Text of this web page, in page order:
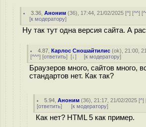
3.36 ,Аноним (36), 17:44, 21/02/2025 [^] [^^] [
[к модератору]
Ну так тут одна версия сайта. А
4.87 ,Карлос Сношайтилис (ok), 21:00,
[^^^] [ответить] [↓] [к модератору]
Браузеров много, сайтов много,
стандартов нет. Как так?
5.94 ,Аноним (36), 21:17, 21/02/2025 [^]
[ответить] [к модератору]
Как нет? HTML 5 как пример.